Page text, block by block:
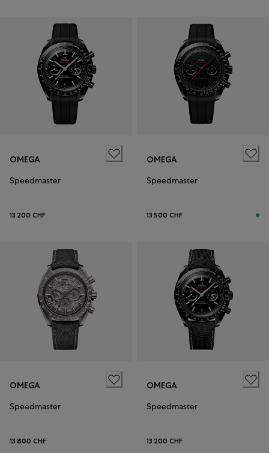
OMEGA
Speedmaster
13 200 CHF
OMEGA
Speedmaster
13 500 CHF
OMEGA
Speedmaster
13 800 CHF
OMEGA
Speedmaster
13 200 CHF